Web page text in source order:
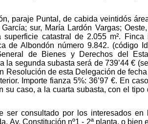
paraje Puntal, de cabida veintidós
sur, María Lardón Vargas;
catastral de 2.055 m².
Albondón número 9.842. (código
de Bienes y Derechos del
segunda subasta será de 739’44 €
Resolución de esta Delegación de
Importe fianza 5%: 36’97 €. En
su caso, a la cuarta subasta, con el
ser consultado por los interesados
Av. Constitución nº1 - 2ª planta, o